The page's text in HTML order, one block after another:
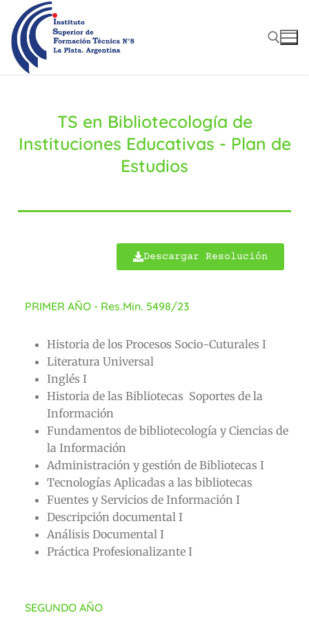
TS en Bibliotecología de
Instituciones Educativas - Plan de
Estudios
Descargar Resolución
PRIMER AÑO - Res.Min. 5498/23
Historia de los Procesos Socio-Cuturales I
Literatura Universal
Inglés I
Historia de las Bibliotecas Soportes de la
Información
Fundamentos de bibliotecología y Ciencias de
la Información
Administración y gestión de Bibliotecas I
Tecnologías Aplicadas a las bibliotecas
Fuentes y Servicios de Información I
Descripción documental I
Análisis Documental I
Práctica Profesionalizante I
SEGUNDO AÑO